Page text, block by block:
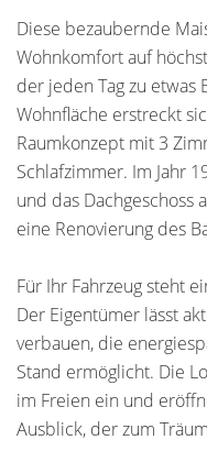
Diese bezaubernde
Wohnkomfort auf
der jeden Tag zu etwas
Wohnfläche erstreckt
Raumkonzept mit 3
Schlafzimmer. Im Jahr
und das Dachgeschoss
eine Renovierung des
Für Ihr Fahrzeug steht
Der Eigentümer lässt
verbauen, die
Stand ermöglicht. Die
im Freien ein und
Ausblick, der zum